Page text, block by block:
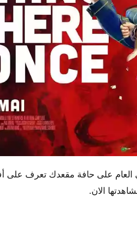
في العام على حافة مقعدك تعرف